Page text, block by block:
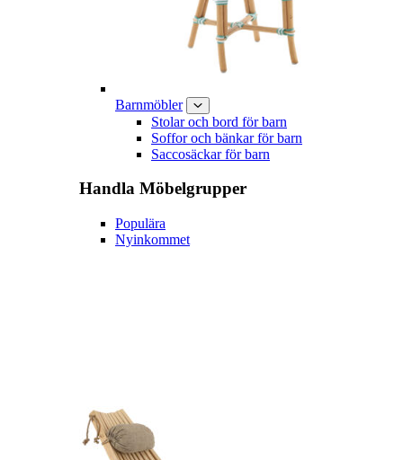
Barnmöbler
Stolar och bord för barn
Soffor och bänkar för barn
Saccosäckar för barn
Handla Möbelgrupper
Populära
Nyinkommet